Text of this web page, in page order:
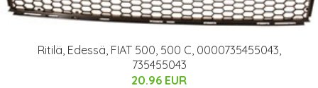
Ritilä, Edessä, FIAT 500, 500 C, 0000735455043,
735455043
20.96 EUR